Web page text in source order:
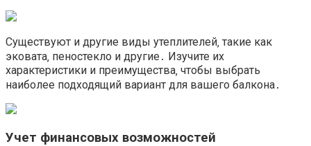
Существуют и другие виды утеплителей‚ такие как
эковата‚ пеностекло и другие․ Изучите их
характеристики и преимущества‚ чтобы выбрать
наиболее подходящий вариант для вашего балкона․
Учет финансовых возможностей